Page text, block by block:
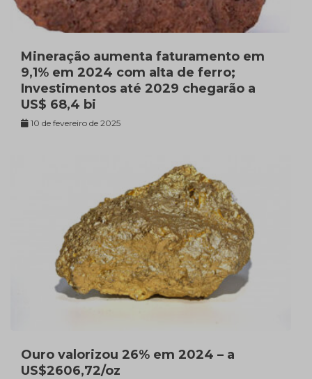
Mineração aumenta faturamento em
9,1% em 2024 com alta de ferro;
Investimentos até 2029 chegarão a
US$ 68,4 bi
10 de fevereiro de 2025
Ouro valorizou 26% em 2024 – a
US$2606,72/oz